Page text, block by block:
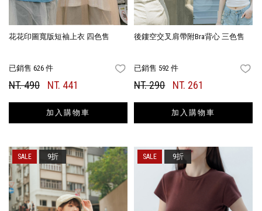
花花印圖寬版短袖上衣 四色售
已銷售 626 件 FAVORITES
NT. 490 NT. 441
加入購物車
後鏤空交叉肩帶附Bra背心 三色售
已銷售 592 件
NT. 290 NT. 261
加入購物車
9折 9折